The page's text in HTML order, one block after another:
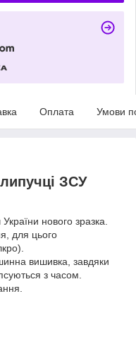
Оплата Умови
ЗСУ
нового зразка.
для цього
вишивка, завдяки
з часом.